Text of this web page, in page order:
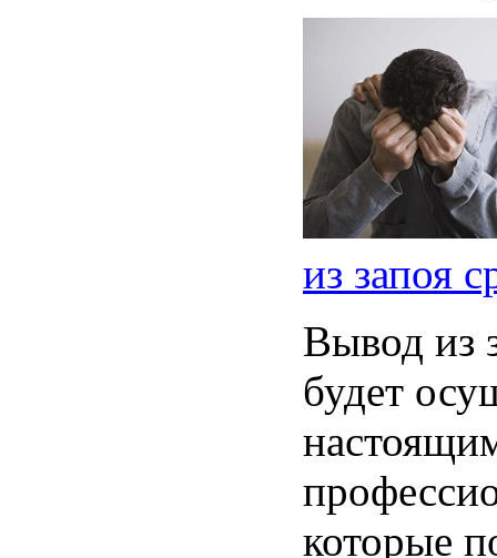
из запоя
Вывод из
будет
которые